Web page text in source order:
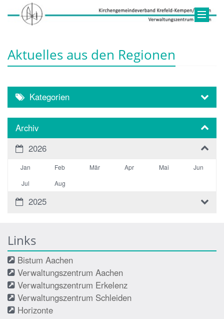
Aktuelles aus den Regionen
Kategorien
Archiv
2026
Jan Feb Mär Apr Mai
Jun
Jul
Aug
2025
Links
Bistum Aachen
Verwaltungszentrum Aachen
Verwaltungszentrum Erkelenz
Verwaltungszentrum Schleiden
Horizonte